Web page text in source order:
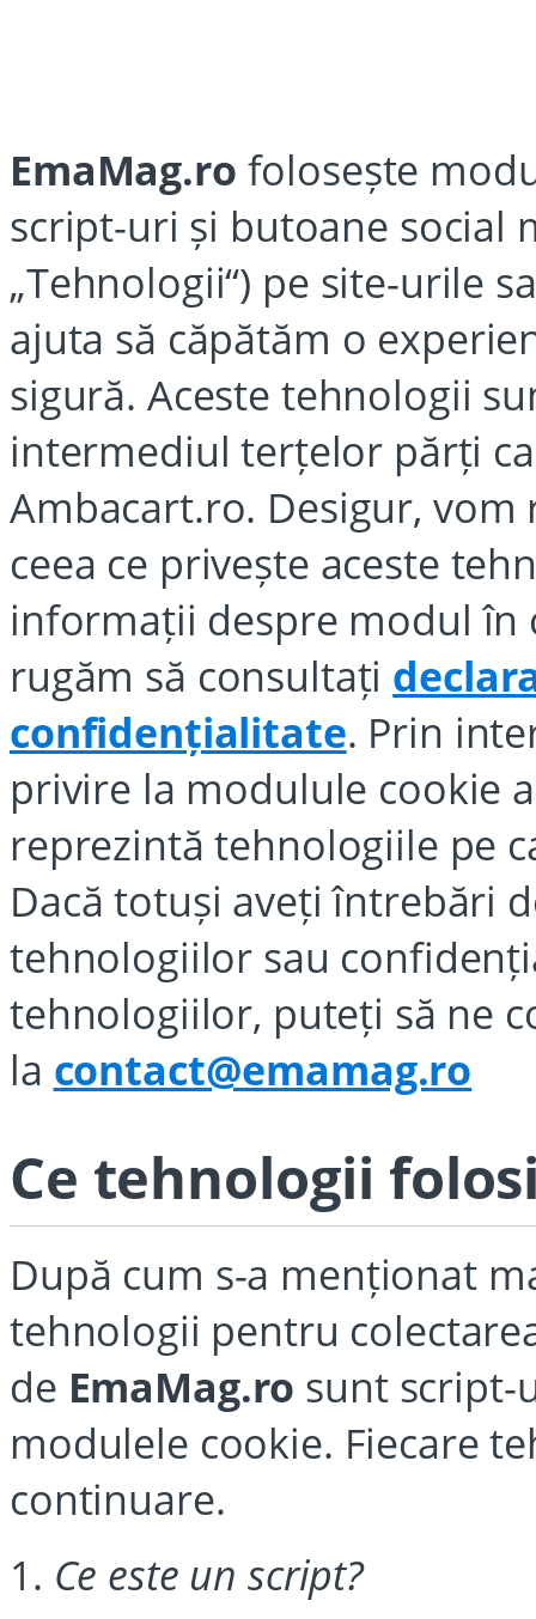
EmaMag.ro folosește
script-uri și butoane social
„Tehnologii“) pe site-urile
ajuta să căpătăm o
sigură. Aceste tehnologii
intermediul terțelor părți
Ambacart.ro. Desigur,
ceea ce privește aceste
informații despre modul în
rugăm să consultați
confidențialitate. Prin
privire la modulule cookie
reprezintă tehnologiile pe
Dacă totuși aveți întrebări
tehnologiilor sau
tehnologiilor, puteți să ne
la contact@emamag.ro
Ce tehnologii
După cum s-a menționat
tehnologii pentru
de EmaMag.ro sunt script-
modulele cookie. Fiecare
continuare.
1. Ce este un script?